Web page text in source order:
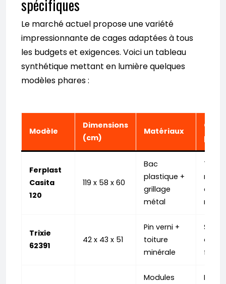
spécifiques
Le marché actuel propose une variété
impressionnante de cages adaptées à tous
les budgets et exigences. Voici un tableau
synthétique mettant en lumière quelques
modèles phares :
Modèle
Dimensions
(cm)
Matériaux
Ferplast
Casita
120
119 x 58 x 60
Bac
plastique +
grillage
métal
Toit
Trixie
62391
42 x 43 x 51
Pin verni +
toiture
minérale
Modules